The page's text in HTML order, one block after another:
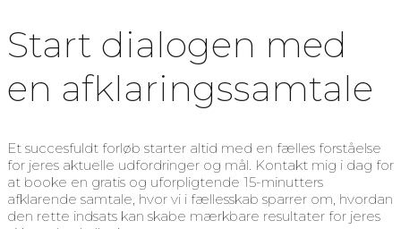
Start dialogen med
en afklaringssamtale
Et succesfuldt forløb starter altid med en fælles forståelse
for jeres aktuelle udfordringer og mål. Kontakt mig i dag for
at booke en gratis og uforpligtende 15-minutters
afklarende samtale, hvor vi i fællesskab sparrer om, hvordan
den rette indsats kan skabe mærkbare resultater for jeres